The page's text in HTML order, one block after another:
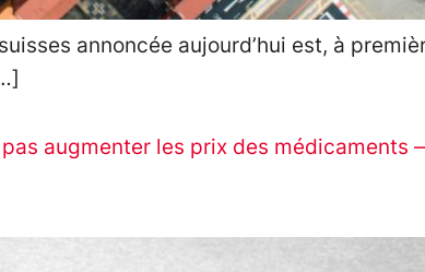
annoncée aujourd’hui est, à
augmenter les prix des médicaments